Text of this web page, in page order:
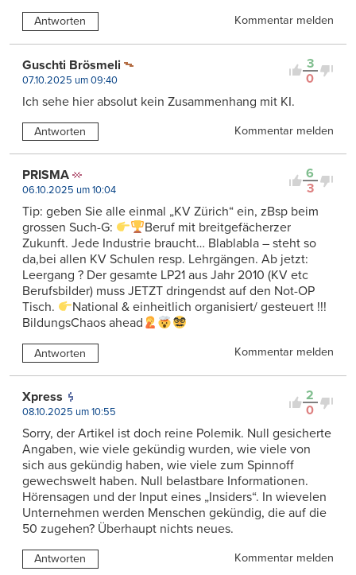
Antworten Kommentar melden
3
0
Guschti Brösmeli
07.10.2025 um 09:40
Ich sehe hier absolut kein Zusammenhang mit KI.
Antworten Kommentar melden
6
3
PRISMA
06.10.2025 um 10:04
Tip: geben Sie alle einmal „KV Zürich“ ein, zBsp beim
grossen Such-G:
Beruf mit breitgefächerzer
Zukunft. Jede Industrie braucht… Blablabla – steht so
da,bei allen KV Schulen resp. Lehrgängen. Ab jetzt:
Leergang ? Der gesamte LP21 aus Jahr 2010 (KV etc
Berufsbilder) muss JETZT dringendst auf den Not-OP
Tisch.
National & einheitlich organisiert/ gesteuert !!!
BildungsChaos ahead
Antworten Kommentar melden
2
0
Xpress
08.10.2025 um 10:55
Sorry, der Artikel ist doch reine Polemik. Null gesicherte
Angaben, wie viele gekündig wurden, wie viele von
sich aus gekündig haben, wie viele zum Spinnoff
gewechswelt haben. Null belastbare Informationen.
Hörensagen und der Input eines „Insiders“. In wievelen
Unternehmen werden Menschen gekündig, die auf die
50 zugehen? Überhaupt nichts neues.
Antworten Kommentar melden